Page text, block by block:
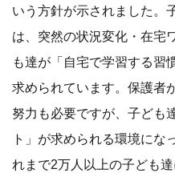
いう方針が示されました。
は、突然の状況変化・在宅
も達が「自宅で学習する習
求められています。保護者
努力も必要ですが、子ども
ト」が求められる環境にな
れまで2万人以上の子ども